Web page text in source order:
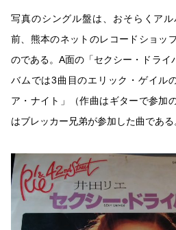
写真のシングル盤は、おそらくア
前、熊本のネットのレコードショッ
のである。A面の「セクシー・ドライ
バムでは3曲目のエリック・ゲイル
ア・ナイト」（作曲はギターで参加
はブレッカー兄弟が参加した曲である